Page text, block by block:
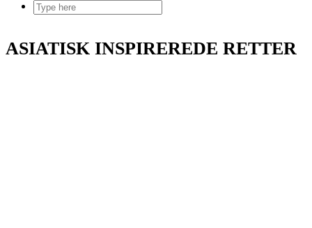
ASIATISK INSPIREREDE RETTER